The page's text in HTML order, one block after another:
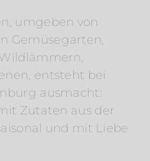
umgeben von
Gemüsegarten,
entsteht bei
ausmacht:
Zutaten aus der
und mit Liebe